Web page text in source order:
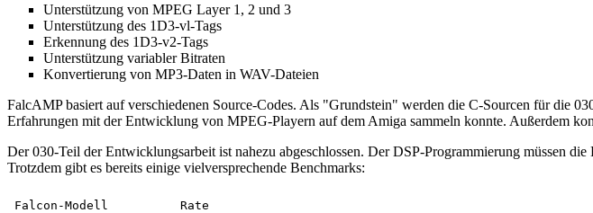
Unterstützung von MPEG Layer 1, 2 und 3
Unterstützung des 1D3-vl-Tags
Erkennung des 1D3-v2-Tags
Unterstützung variabler Bitraten
Konvertierung von MP3-Daten in WAV-Dateien
FalcAMP basiert auf verschiedenen Source-Codes. Als "Grundstein" werden die C-Sourcen für die
Erfahrungen mit der Entwicklung von MPEG-Playern auf dem Amiga sammeln konnte. Außerdem
Der 030-Teil der Entwicklungsarbeit ist nahezu abgeschlossen. Der DSP-Programmierung müssen
Trotzdem gibt es bereits einige vielversprechende Benchmarks:
Falcon-Modell          Rate